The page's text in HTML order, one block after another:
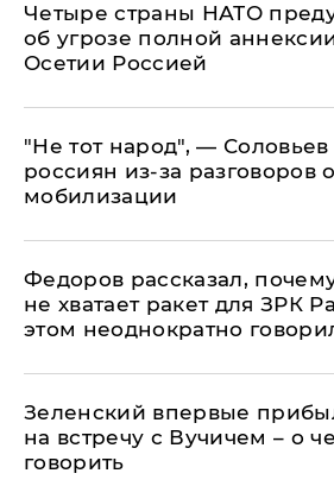
Четыре страны НАТО
об угрозе полной
Осетии Россией
​"Не тот народ", —
россиян из-за разговоров о
мобилизации
Федоров рассказал,
не хватает ракет для ЗРК
этом неоднократно
Зеленский впервые
на встречу с Вучичем – о
говорить